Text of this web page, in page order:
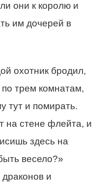
они к королю и
им дочерей в
охотник бродил,
трем комнатам,
тут и помирать.
на стене флейта, и
здесь на
весело?»
и